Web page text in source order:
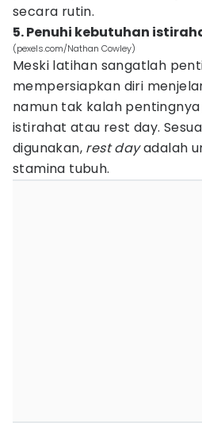
secara rutin.
5. Penuhi kebutuhan
(pexels.com/Nathan Cowley)
Meski latihan sangatlah
mempersiapkan diri
namun tak kalah
istirahat atau rest day.
digunakan, rest dayadalah
stamina tubuh.